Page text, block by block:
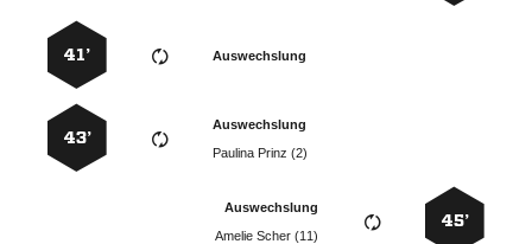
Auswechslung
41’
Auswechslung
  
43’
45’
Auswechslung
  